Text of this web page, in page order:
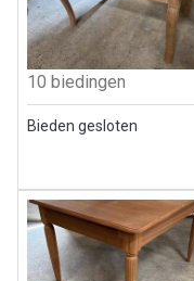
10 biedingen
Bieden gesloten